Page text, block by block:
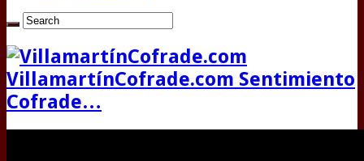
VillamartínCofrade.com Sentimiento
Cofrade…